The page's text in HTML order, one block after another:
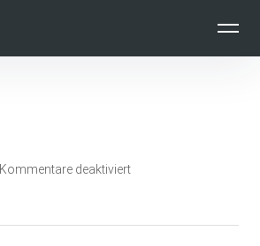
Kommentare deaktiviertfür